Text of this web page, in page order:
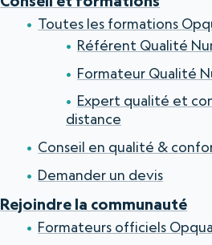
Toutes les formations
Référent Qualité
Formateur Qualité
Expert qualité et
distance
Conseil en qualité &
Demander un devis
Rejoindre la communauté
Formateurs officiels